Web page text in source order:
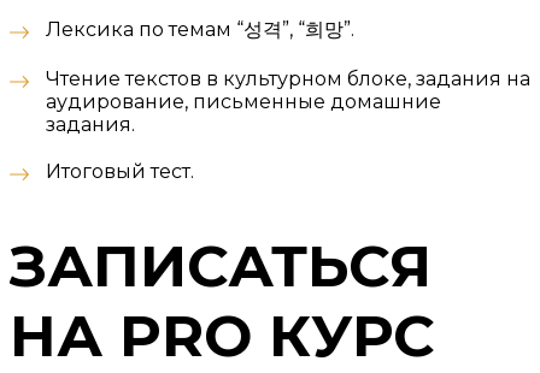
Лексика по темам “성격”, “희망”.
Чтение текстов в культурном блоке, задания на
аудирование, письменные домашние
задания.
Итоговый тест.
ЗАПИСАТЬСЯ
НА PRO КУРС